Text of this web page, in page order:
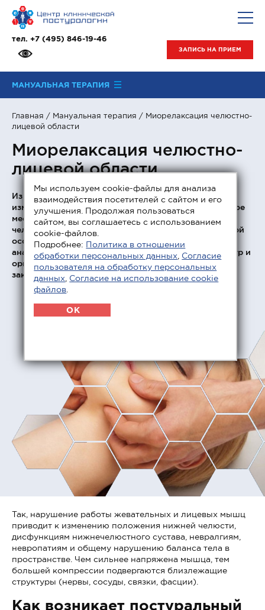
тел. +7 (495) 846-19-46
ЗАПИСЬ НА ПРИЕМ
МАНУАЛЬНАЯ ТЕРАПИЯ
Главная / Мануальная терапия / Миорелаксация челюстно-
лицевой области
Миорелаксация челюстно-
лицевой области
Из всего многообразия патобиомеханических
изменений, которые встречаются у пациентов, особое
место занимают функциональные нарушения
челюстно-лицевой области (сокр. ЧЛО). Характерной
особенностью для этой относительно небольшой
анатомической зоны является разнообразие структур и
органов, между которыми наблюдаются сложные
закономерности взаимодействия.
Так, нарушение работы жевательных и лицевых мышц
приводит к изменению положения нижней челюсти,
дисфункциям нижнечелюстного сустава, невралгиям,
невропатиям и общему нарушению баланса тела в
пространстве. Чем сильнее напряжена мышца, тем
большей компрессии подвергаются близлежащие
структуры (нервы, сосуды, связки, фасции).
Как возникает постуральный
Мы используем cookie-файлы для анализа
взаимодействия посетителей с сайтом и его
улучшения. Продолжая пользоваться
сайтом, вы соглашаетесь с использованием
cookie-файлов.
Подробнее: Политика в отношении
обработки персональных данных Согласие
пользователя на обработку персональных
данных Согласие на использование cookie
файлов
OK